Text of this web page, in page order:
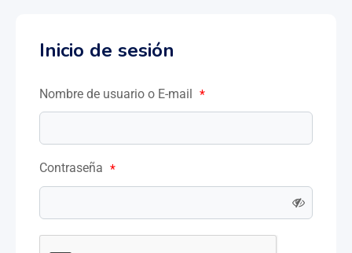
Inicio de sesión
Nombre de usuario o E-mail *
Contraseña *